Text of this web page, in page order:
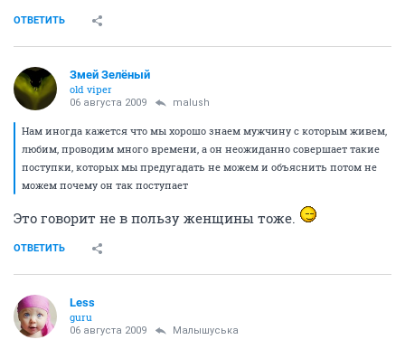
ОТВЕТИТЬ
Змей Зелёный
old viper
06 августа 2009 malush
Нам иногда кажется что мы хорошо знаем мужчину с которым живем,
любим, проводим много времени, а он неожиданно совершает такие
поступки, которых мы предугадать не можем и объяснить потом не
можем почему он так поступает
Это говорит не в пользу женщины тоже.
ОТВЕТИТЬ
Less
guru
06 августа 2009 Малышуська